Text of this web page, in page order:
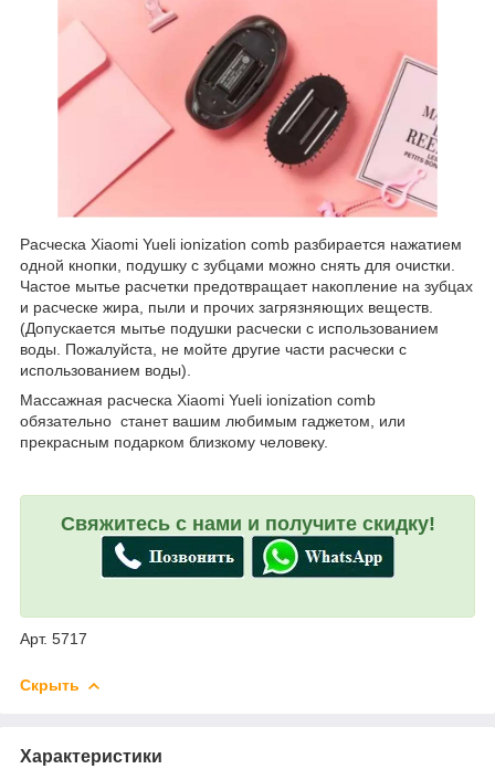
Расческа Xiaomi Yueli ionization comb разбирается нажатием
одной кнопки, подушку с зубцами можно снять для очистки.
Частое мытье расчетки предотвращает накопление на зубцах
и расческе жира, пыли и прочих загрязняющих веществ.
(Допускается мытье подушки расчески с использованием
воды. Пожалуйста, не мойте другие части расчески с
использованием воды).
Массажная расческа Xiaomi Yueli ionization comb
обязательно станет вашим любимым гаджетом, или
прекрасным подарком близкому человеку.
Свяжитесь с нами и получите скидку!
Арт. 5717
Скрыть
Характеристики